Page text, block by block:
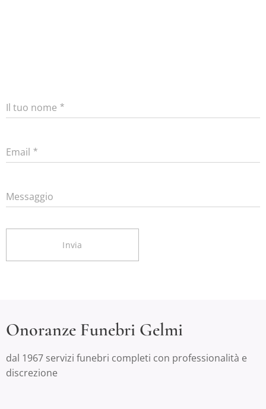
Il tuo nome
Email
Messaggio
Invia
Onoranze Funebri Gelmi
dal 1967 servizi funebri completi con professionalità e
discrezione